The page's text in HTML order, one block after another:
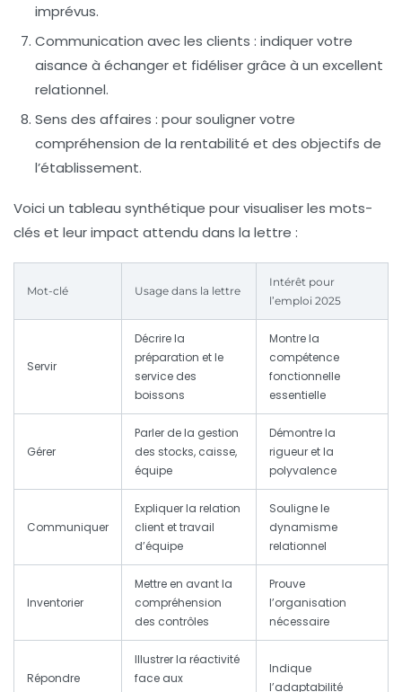
imprévus.
Communication avec les clients : indiquer votre
aisance à échanger et fidéliser grâce à un excellent
relationnel.
Sens des affaires : pour souligner votre
compréhension de la rentabilité et des objectifs de
l’établissement.
Voici un tableau synthétique pour visualiser les mots-
clés et leur impact attendu dans la lettre :
Mot-clé Usage dans la lettre
Intérêt pour
l’emploi 2025
Servir
Décrire la
préparation et le
service des
boissons
Montre la
compétence
fonctionnelle
essentielle
Gérer
Parler de la gestion
des stocks, caisse,
équipe
Démontre la
rigueur et la
polyvalence
Communiquer
Expliquer la relation
client et travail
d’équipe
Souligne le
dynamisme
relationnel
Inventorier
Mettre en avant la
compréhension
des contrôles
Prouve
l’organisation
nécessaire
Répondre
Illustrer la réactivité
face aux
Indique
l’adaptabilité